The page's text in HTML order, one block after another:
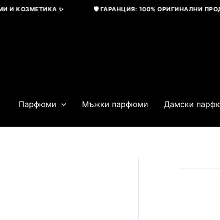
Skip
Парфюми Мъжки парфюми Дамски
КОЗМЕТИКА ✨ 🛡️ ГАРАНЦИЯ: 100% ОРИГИНАЛНИ